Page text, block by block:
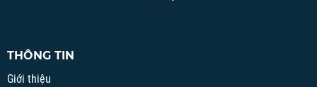
THÔNG TIN
Giới thiệu